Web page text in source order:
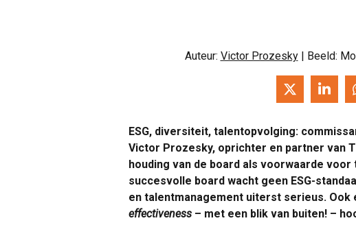
Auteur: Victor Prozesky | Beeld:
ESG, diversiteit, talentopvolging:
Victor Prozesky, oprichter en partner van
houding van de board als voorwaarde
succesvolle board wacht geen ESG-
en talentmanagement uiterst serieus. Ook
effectiveness – met een blik van buiten! –